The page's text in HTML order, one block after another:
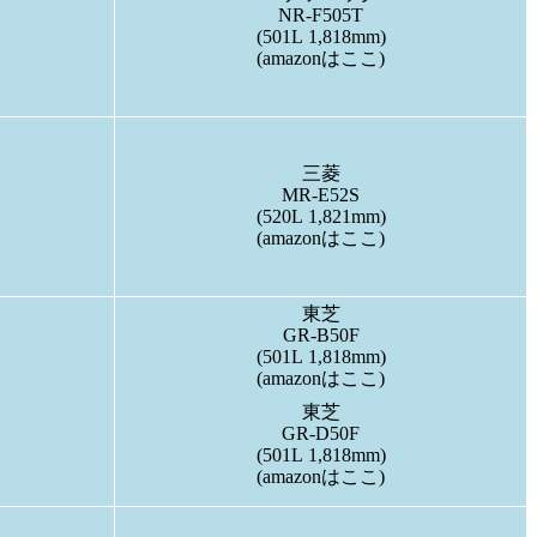
NR-F505T
(501L 1,818mm)
(amazonはここ)
三菱
MR-E52S
(520L 1,821mm)
(amazonはここ)
東芝
GR-B50F
(501L 1,818mm)
(amazonはここ)
東芝
GR-D50F
(501L 1,818mm)
(amazonはここ)